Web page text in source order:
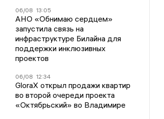
06/08 13:05
АНО «Обнимаю сердцем»
запустила связь на
инфраструктуре Билайна для
поддержки инклюзивных
проектов
06/08 12:34
GloraX открыл продажи квартир
во второй очереди проекта
«Октябрьский» во Владимире